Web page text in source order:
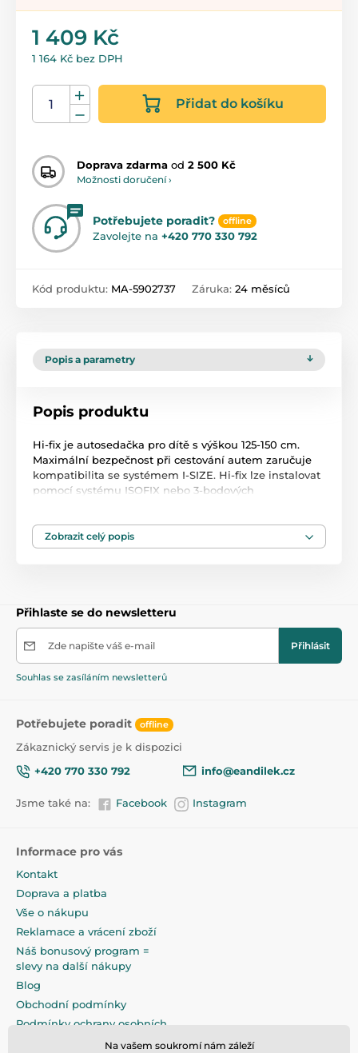
1 409 Kč
1 164 Kč bez DPH
Přidat do košíku
Doprava zdarma od 2 500 Kč
Možnosti doručení ›
Potřebujete poradit? offline
Zavolejte na +420 770 330 792
Kód produktu: MA-5902737 Záruka: 24 měsíců
Popis a parametry
Popis produktu
Hi-fix je autosedačka pro dítě s výškou 125-150 cm.
Maximální bezpečnost při cestování autem zaručuje
kompatibilita se systémem I-SIZE. Hi-fix lze instalovat
pomocí systému ISOFIX nebo 3-bodových
nepoužívají. Zesílené polstrování a anatomicky
tvarovaný sedák chrání páteř a komfortní područky
auta
Plastová korba
Ergonomický tvar
Pohodlné područky
Rozměry (šířka / výška / hloubka cm): Sedák:
33/14/39 Vnější: 40/20/40 cm
Produkt je zařazen v kategoriích
Autosedačky 15–36 kg (4–12 let)
Zobrazit celý popis
Přihlaste se do newsletteru
Zde napište váš e-mail Přihlásit
Souhlas se zasíláním newsletterů
Potřebujete poradit offline
Zákaznický servis je k dispozici
+420 770 330 792
info@eandilek.cz
Jsme také na: Facebook Instagram
Informace pro vás
Kontakt
Doprava a platba
Vše o nákupu
Reklamace a vrácení zboží
Náš bonusový program =
slevy na další nákupy
Blog
Obchodní podmínky
Podmínky ochrany osobních
Na vašem soukromí nám záleží